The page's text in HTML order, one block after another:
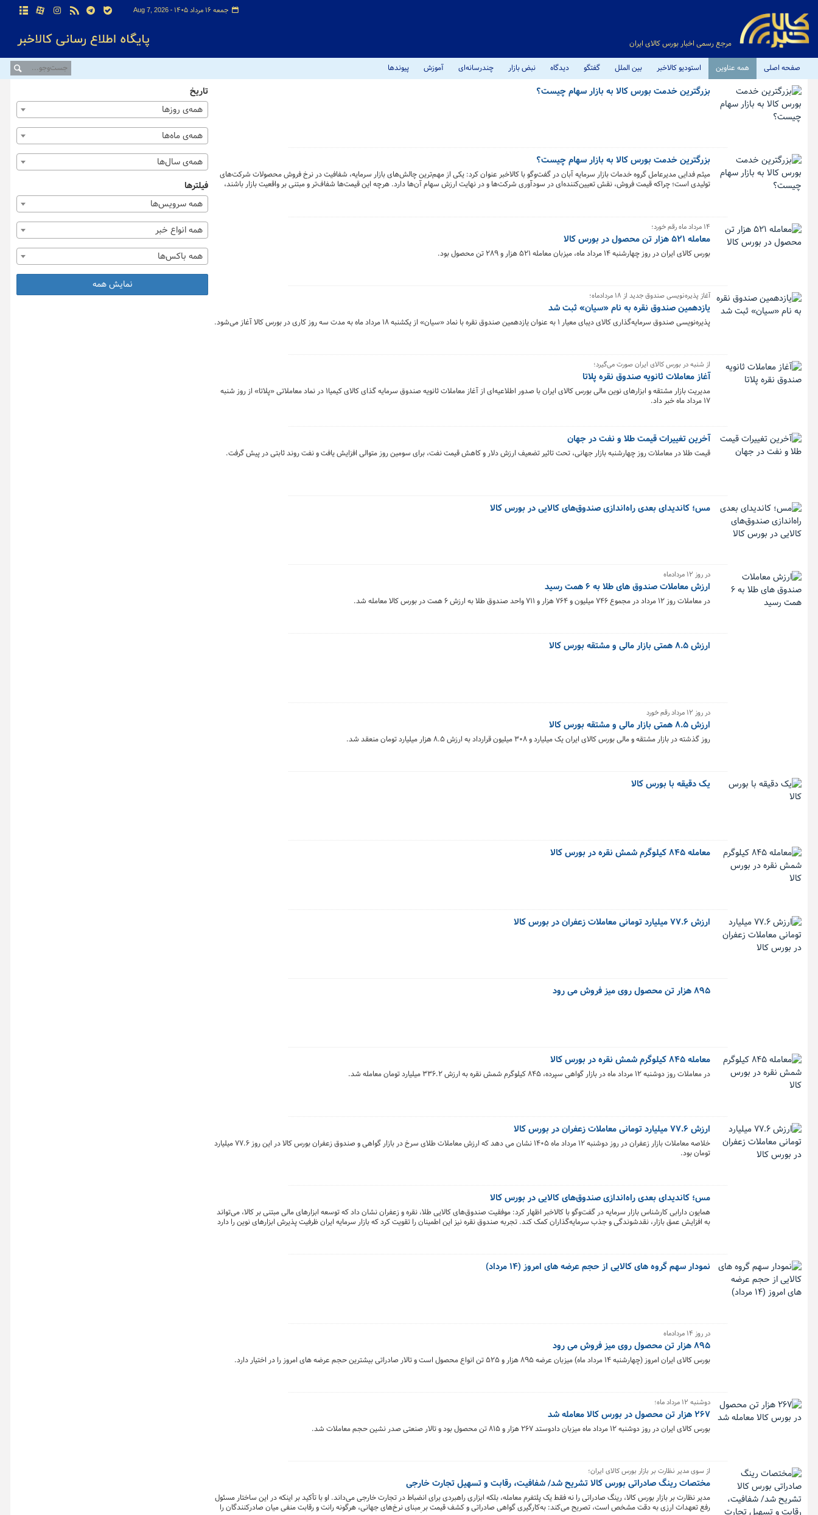
مرجع رسمی اخبار بورس کالای ایران
جمعه ۱۶ مرداد ۱۴۰۵ - Aug 7, 2026
صفحه اصلی همه عناوین استودیو کالاخبر بین الملل گفتگو دیدگاه نبض بازار چندرسانه‌ای آموزش پیوندها
بزرگترین خدمت بورس کالا به بازار سهام چیست؟
بزرگترین خدمت بورس کالا به بازار سهام چیست؟
میثم فدایی مدیرعامل گروه خدمات بازار سرمایه آبان در گفت‌وگو با کالاخبر عنوان کرد: یکی از مهم‌ترین چالش‌های بازار سرمایه، شفافیت در نرخ فروش محصولات شرکت‌های
تولیدی است؛ چراکه قیمت فروش، نقش تعیین‌کننده‌ای در سودآوری شرکت‌ها و در نهایت ارزش سهام آن‌ها دارد. هرچه این قیمت‌ها شفاف‌تر و مبتنی بر واقعیت بازار باشند،
۱۴ مرداد ماه رقم خورد؛
معامله ۵۲۱ هزار تن محصول در بورس کالا
بورس کالای ایران در روز چهارشنبه ۱۴ مرداد ماه، میزبان معامله ۵۲۱ هزار و ۲۸۹ تن محصول بود.
آغاز پذیره‌نویسی صندوق جدید از ۱۸ مردادماه؛
یازدهمین صندوق نقره به نام «سیان» ثبت شد
پذیره‌نویسی صندوق سرمایه‌گذاری کالای دیبای معیار ۱ به عنوان یازدهمین صندوق نقره با نماد «سیان» از یکشنبه ۱۸ مرداد ماه به مدت سه روز کاری در بورس کالا آغاز می‌شود.
از شنبه در بورس کالای ایران صورت می‌گیرد؛
آغاز معاملات ثانویه صندوق نقره پلاتا
مدیریت بازار مشتقه و ابزارهای نوین مالی بورس کالای ایران با صدور اطلاعیه‌ای از آغاز معاملات ثانویه صندوق سرمایه گذای کالای کیمیا۱ در نماد معاملاتی «پلاتا» از روز شنبه
۱۷ مرداد ماه خبر داد.
آخرین تغییرات قیمت طلا و نفت در جهان
قیمت طلا در معاملات روز چهارشنبه بازار جهانی، تحت تاثیر تضعیف ارزش دلار و کاهش قیمت نفت، برای سومین روز متوالی افزایش یافت و نفت روند ثابتی در پیش گرفت.
مس؛ کاندیدای بعدی راه‌اندازی صندوق‌های کالایی در بورس کالا
در روز ۱۲ مردادماه
ارزش معاملات صندوق های طلا به ۶ همت رسید
در معاملات روز ۱۲ مرداد در مجموع ۷۴۶ میلیون و ۷۶۴ هزار و ۷۱۱ واحد صندوق‌ طلا به ارزش ۶ همت در بورس کالا معامله شد.
ارزش ۸.۵ همتی بازار مالی و مشتقه بورس کالا
در روز ۱۲ مرداد رقم خورد
ارزش ۸.۵ همتی بازار مالی و مشتقه بورس کالا
روز گذشته در بازار مشتقه و مالی بورس کالای ایران یک میلیارد و ۳۰۸ میلیون قرارداد به ارزش ۸.۵ هزار میلیارد تومان منعقد شد.
یک دقیقه با بورس کالا
معامله ۸۴۵ کیلوگرم شمش نقره در بورس کالا
ارزش ۷۷.۶ میلیارد تومانی معاملات زعفران در بورس کالا
۸۹۵ هزار تن محصول روی میز فروش می رود
معامله ۸۴۵ کیلوگرم شمش نقره در بورس کالا
در معاملات روز دوشنبه ۱۲ مرداد ماه در بازار گواهی سپرده، ۸۴۵ کیلوگرم شمش نقره به ارزش ۳۳۶.۲ میلیارد تومان معامله شد.
ارزش ۷۷.۶ میلیارد تومانی معاملات زعفران در بورس کالا
خلاصه معاملات بازار زعفران در روز دوشنبه ۱۲ مرداد ماه ۱۴۰۵ نشان می دهد که ارزش معاملات طلای سرخ در بازار گواهی و صندوق زعفران بورس کالا در این روز ۷۷.۶ میلیارد
تومان بود.
مس؛ کاندیدای بعدی راه‌اندازی صندوق‌های کالایی در بورس کالا
همایون دارابی کارشناس بازار سرمایه در گفت‌وگو با کالاخبر اظهار کرد: موفقیت صندوق‌های کالایی طلا، نقره و زعفران نشان داد که توسعه ابزارهای مالی مبتنی بر کالا، می‌تواند
به افزایش عمق بازار، نقدشوندگی و جذب سرمایه‌گذاران کمک کند. تجربه صندوق نقره نیز این اطمینان را تقویت کرد که بازار سرمایه ایران ظرفیت پذیرش ابزارهای نوین را دارد
نمودار سهم گروه های کالایی از حجم عرضه های امروز (۱۴ مرداد)
در روز ۱۴ مردادماه
۸۹۵ هزار تن محصول روی میز فروش می رود
بورس کالای ایران امروز (چهارشنبه ۱۴ مرداد ماه) میزبان عرضه ۸۹۵ هزار و ۵۲۵ تن انواع محصول است و تالار صادراتی بیشترین حجم عرضه های امروز را در اختیار دارد.
دوشنبه ۱۲ مرداد ماه؛
۲۶۷ هزار تن محصول در بورس کالا معامله شد
بورس کالای ایران در روز دوشنبه ۱۲ مرداد ماه میزبان دادوستد ۲۶۷ هزار و ۸۱۵ تن محصول بود و تالار صنعتی صدر نشین حجم معاملات شد.
از سوی مدیر نظارت بر بازار بورس کالای ایران؛
مختصات رینگ صادراتی بورس کالا تشریح شد/ شفافیت، رقابت و تسهیل تجارت خارجی
مدیر نظارت بر بازار بورس کالا، رینگ صادراتی را نه فقط یک پلتفرم معامله، بلکه ابزاری راهبردی برای انضباط در تجارت خارجی می‌داند. او با تأکید بر اینکه در این ساختار مسئول
رفع تعهدات ارزی به دقت مشخص است، تصریح می‌کند: به‌کارگیری گواهی صادراتی و کشف قیمت بر مبنای نرخ‌های جهانی، هرگونه رانت و رقابت منفی میان صادرکنندگان را
تاریخ
همه‌ی روزها
همه‌ی ماه‌ها
همه‌ی سال‌ها
فیلترها
همه سرویس‌ها
همه انواع خبر
همه باکس‌ها
نمایش همه